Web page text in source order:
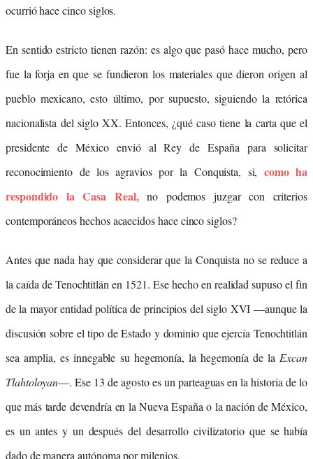
ocurrió hace cinco siglos.
En sentido estricto tienen razón: es algo que pasó hace mucho, pero
fue la forja en que se fundieron los materiales que dieron origen al
pueblo mexicano, esto último, por supuesto, siguiendo la retórica
nacionalista del siglo XX. Entonces, ¿qué caso tiene la carta que el
presidente de México envió al Rey de España para solicitar
reconocimiento de los agravios por la Conquista, si, como ha
respondido la Casa Real,no podemos juzgar con criterios
contemporáneos hechos acaecidos hace cinco siglos?
Antes que nada hay que considerar que la Conquista no se reduce a
la caída de Tenochtitlán en 1521. Ese hecho en realidad supuso el fin
de la mayor entidad política de principios del siglo XVI —aunque la
discusión sobre el tipo de Estado y dominio que ejercía Tenochtitlán
sea amplia, es innegable su hegemonía, la hegemonía de laExcan
Tlahtoloyan—. Ese 13 de agosto es un parteaguas en la historia de lo
que más tarde devendría en la Nueva España o la nación de México,
es un antes y un después del desarrollo civilizatorio que se había
dado de manera autónoma por milenios.